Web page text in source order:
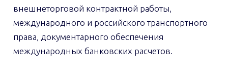
внешнеторговой контрактной работы,
международного и российского транспортного
права, документарного обеспечения
международных банковских расчетов.